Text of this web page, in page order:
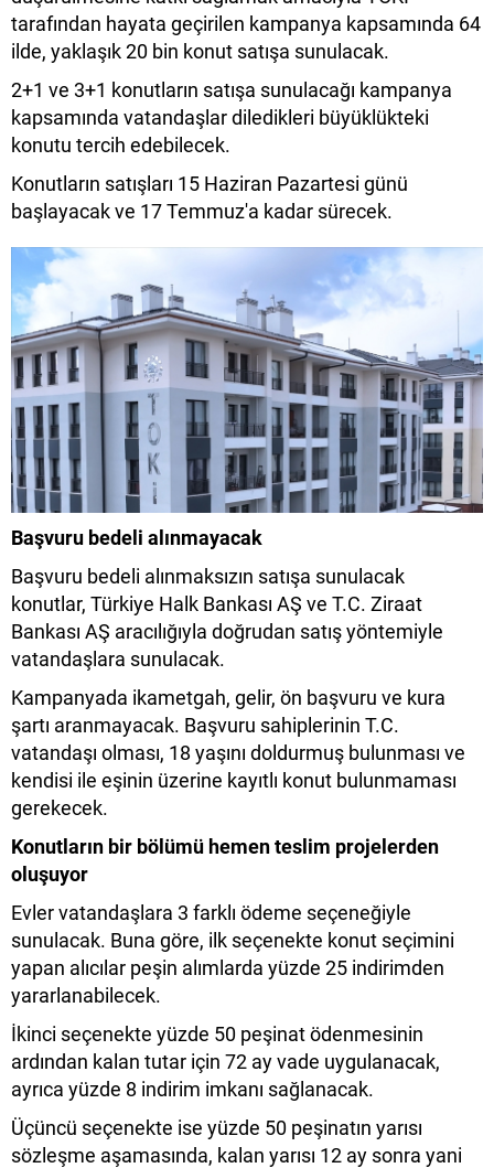
tarafından hayata geçirilen kampanya kapsamında 64
ilde, yaklaşık 20 bin konut satışa sunulacak.
2+1 ve 3+1 konutların satışa sunulacağı kampanya
kapsamında vatandaşlar diledikleri büyüklükteki
konutu tercih edebilecek.
Konutların satışları 15 Haziran Pazartesi günü
başlayacak ve 17 Temmuz'a kadar sürecek.
Başvuru bedeli alınmayacak
Başvuru bedeli alınmaksızın satışa sunulacak
konutlar, Türkiye Halk Bankası AŞ ve T.C. Ziraat
Bankası AŞ aracılığıyla doğrudan satış yöntemiyle
vatandaşlara sunulacak.
Kampanyada ikametgah, gelir, ön başvuru ve kura
şartı aranmayacak. Başvuru sahiplerinin T.C.
vatandaşı olması, 18 yaşını doldurmuş bulunması ve
kendisi ile eşinin üzerine kayıtlı konut bulunmaması
gerekecek.
Konutların bir bölümü hemen teslim projelerden
oluşuyor
Evler vatandaşlara 3 farklı ödeme seçeneğiyle
sunulacak. Buna göre, ilk seçenekte konut seçimini
yapan alıcılar peşin alımlarda yüzde 25 indirimden
yararlanabilecek.
İkinci seçenekte yüzde 50 peşinat ödenmesinin
ardından kalan tutar için 72 ay vade uygulanacak,
ayrıca yüzde 8 indirim imkanı sağlanacak.
Üçüncü seçenekte ise yüzde 50 peşinatın yarısı
sözleşme aşamasında, kalan yarısı 12 ay sonra yani